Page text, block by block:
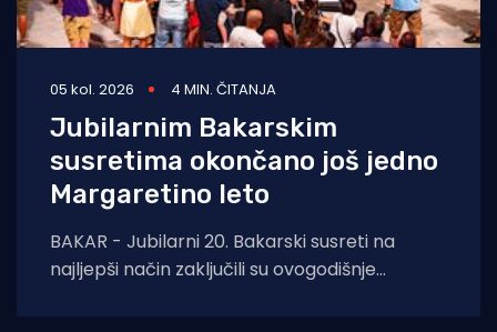
05 kol. 2026 4 MIN. ČITANJA
Jubilarnim Bakarskim
susretima okončano još jedno
Margaretino leto
BAKAR - Jubilarni 20. Bakarski susreti na
najljepši način zaključili su ovogodišnje